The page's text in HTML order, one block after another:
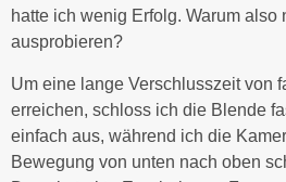
hatte ich wenig Erfolg. Warum also
ausprobieren?
Um eine lange Verschlusszeit von
erreichen, schloss ich die Blende
einfach aus, während ich die
Bewegung von unten nach oben